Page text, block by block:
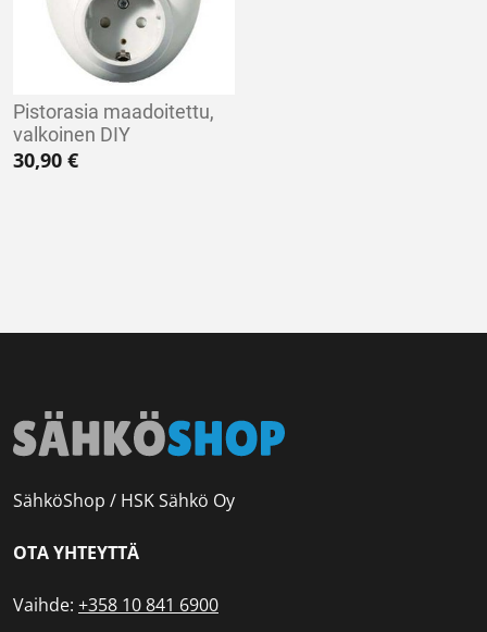
Pistorasia maadoitettu,
valkoinen DIY
30,90 €
SähköShop / HSK Sähkö Oy
OTA YHTEYTTÄ
Vaihde: +358 10 841 6900